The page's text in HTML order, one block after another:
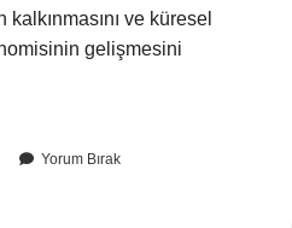
ve küresel
gelişmesini
Yorum Bırak